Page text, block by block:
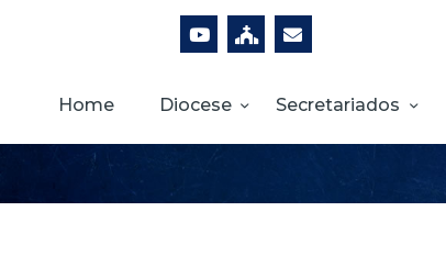
Home Diocese Secretariados